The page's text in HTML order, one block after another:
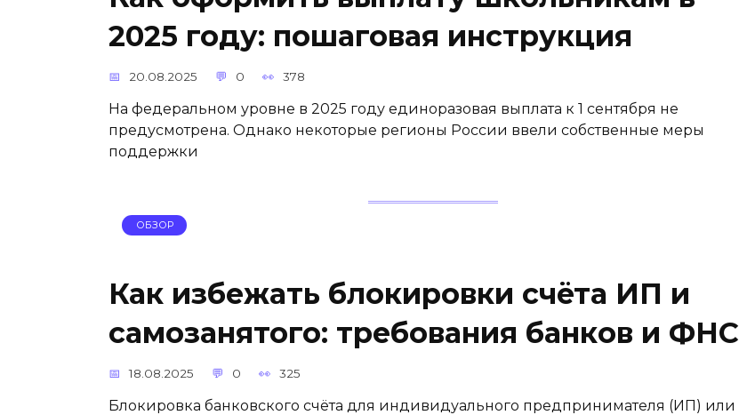
2025 году: пошаговая инструкция
20.08.2025 0 378
На федеральном уровне в 2025 году единоразовая выплата к 1 сентября не
предусмотрена. Однако некоторые регионы России ввели собственные меры
поддержки
ОБЗОР
Как избежать блокировки счёта ИП и
самозанятого: требования банков и ФНС
18.08.2025 0 325
Блокировка банковского счёта для индивидуального предпринимателя (ИП) или